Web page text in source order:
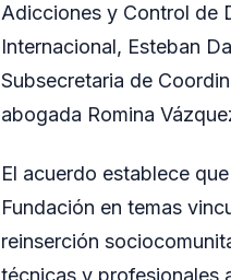
Adicciones y Control de
Internacional, Esteban
Subsecretaria de
abogada Romina
El acuerdo establece
Fundación en temas
reinserción
técnicas y profesionales